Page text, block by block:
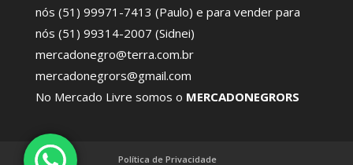
nós (51) 99971-7413 (Paulo) e para vender para
nós (51) 99314-2007 (Sidnei)
mercadonegro@terra.com.br
mercadonegrors@gmail.com
No Mercado Livre somos o MERCADONEGRORS
Política de Privacidade